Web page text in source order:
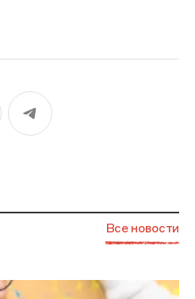
Все новости